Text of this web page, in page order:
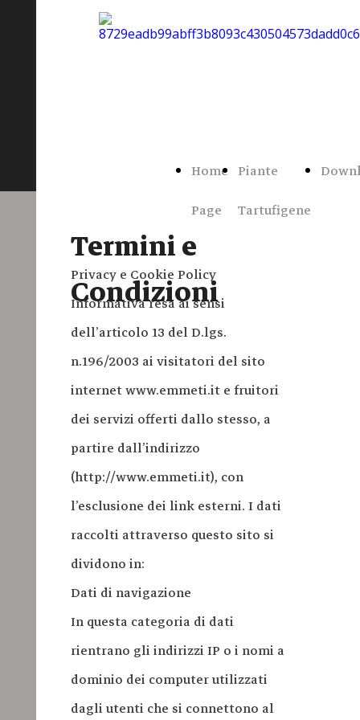
Home
Page
Piante
Tartufigene
Termini e
Condizioni
Privacy e Cookie Policy
Informativa resa ai sensi
dell’articolo 13 del D.lgs.
n.196/2003 ai visitatori del sito
internet www.emmeti.it e fruitori
dei servizi offerti dallo stesso, a
partire dall’indirizzo
(http://www.emmeti.it), con
l’esclusione dei link esterni. I dati
raccolti attraverso questo sito si
dividono in:
Dati di navigazione
In questa categoria di dati
rientrano gli indirizzi IP o i nomi a
dominio dei computer utilizzati
dagli utenti che si connettono al